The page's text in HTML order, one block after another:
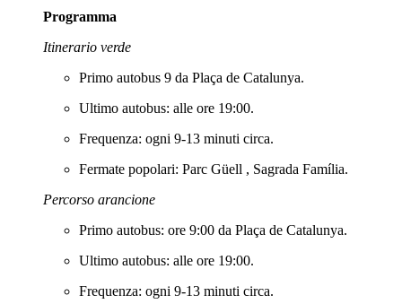
Programma
Itinerario verde
Primo autobus 9 da Plaça de Catalunya.
Ultimo autobus: alle ore 19:00.
Frequenza: ogni 9-13 minuti circa.
Fermate popolari: Parc Güell , Sagrada Família.
Percorso arancione
Primo autobus: ore 9:00 da Plaça de Catalunya.
Ultimo autobus: alle ore 19:00.
Frequenza: ogni 9-13 minuti circa.